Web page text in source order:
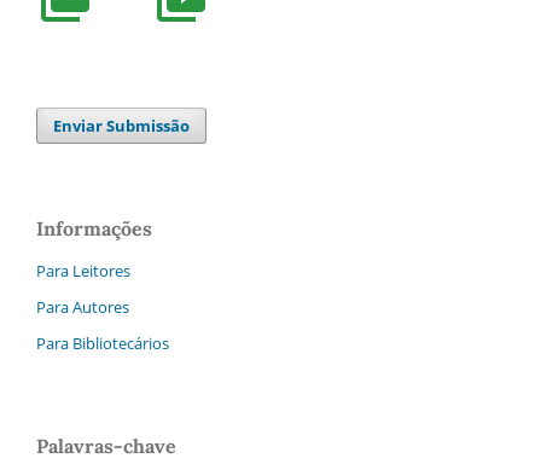
Enviar Submissão
Informações
Para Leitores
Para Autores
Para Bibliotecários
Palavras-chave